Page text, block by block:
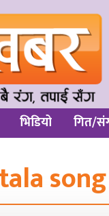
भिडियो गित/
song